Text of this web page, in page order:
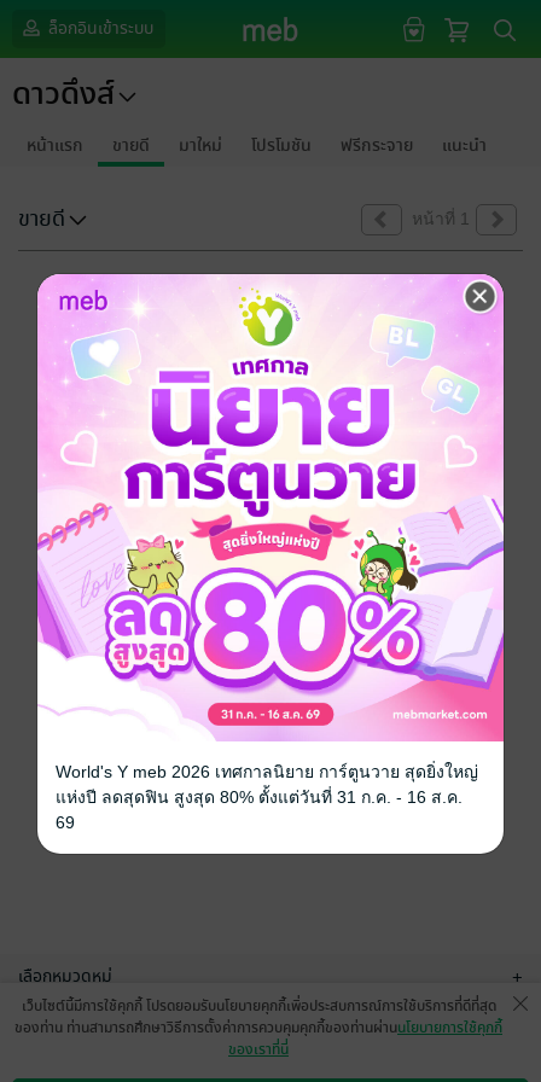
ล็อกอินเข้าระบบ
ดาวดึงส์
หน้าแรก ขายดี มาใหม่ โปรโมชัน ฟรีกระจาย แนะนำ
ขายดี หน้าที่ 1
ขออภัยด้วยนะคะ
ไม่พบข้อมูลในหัวข้อที่คุณกำลังชมค่ะ
เลือกหมวดหมู่ +
บริการช่วยเหลือ
เว็บไซต์นี้มีการใช้คุกกี้ โปรดยอมรับนโยบายคุกกี้เพื่อประสบการณ์การใช้บริการที่ดีที่สุด
ของท่าน ท่านสามารถศึกษาวิธีการตั้งค่าการควบคุมคุกกี้ของท่านผ่านนโยบายการใช้คุกกี้
ของเราที่นี่
World's Y meb 2026 เทศกาลนิยาย การ์ตูนวาย สุดยิ่งใหญ่
แห่งปี ลดสุดฟิน สูงสุด 80% ตั้งแต่วันที่ 31 ก.ค. - 16 ส.ค.
69